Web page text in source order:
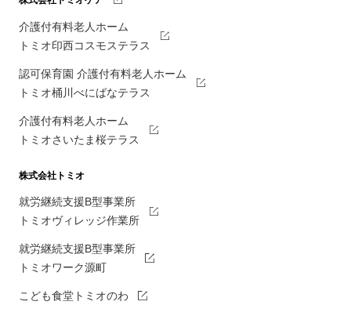
介護付有料老人ホーム
トミオ印西コスモステラス
認可保育園 介護付有料老人ホーム
トミオ桶川べにばなテラス
介護付有料老人ホーム
トミオさいたま桜テラス
株式会社トミオ
就労継続支援B型事業所
トミオヴィレッジ作業所
就労継続支援B型事業所
トミオワーク源町
こども食堂トミオのわ